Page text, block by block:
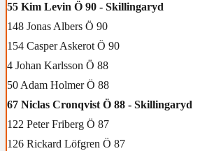
55 Kim Levin Ö 90 - Skillingaryd
148 Jonas Albers Ö 90
154 Casper Askerot Ö 90
4 Johan Karlsson Ö 88
50 Adam Holmer Ö 88
67 Niclas Cronqvist Ö 88 - Skillingaryd
122 Peter Friberg Ö 87
126 Rickard Löfgren Ö 87